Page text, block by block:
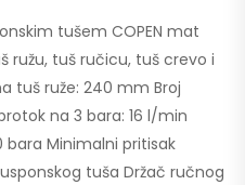
tušem COPEN mat
ružu, tuš ručicu, tuš crevo i
tuš ruže: 240 mm Broj
na 3 bara: 16 l/min
bara Minimalni pritisak
tuša Držač ručnog